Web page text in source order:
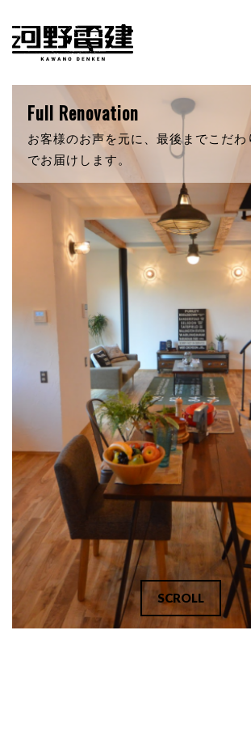
RETRO & NATURE
自然素材にこだわったあなただけの新
暖かく迎え入れてくれます。
SCROLL